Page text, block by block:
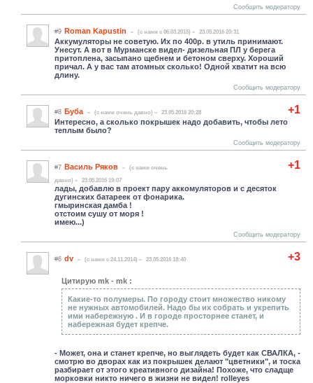
Сообщить модератору
#9 Roman Kapustin (c нами с 06.03.2015) 23.05.2016 20:31
Аккумуляторы не советую. Их по 400р. в утиль принимают.
Унесут. А вот в Мурманске видел- дизельная ПЛ у берега
притоплена, засыпано щебнем и бетоном сверху. Хороший
причал. А у вас там атомных сколько! Одной хватит на всю
длину.
Сообщить модератору
+1
#8 Буба (c нами очень давно) 23.05.2016 20:28
Интересно, а сколько покрышек надо добавить, чтобы лето
теплым было?
Сообщить модератору
+1
#7 Василь Ряков
(c нами очень
давно)
23.05.2016 19:07
лады, добавлю в проект пару аккомуляторов и с десяток
дугинских батареек от фонарика.
гмыринская дамба !
отстоим сушу от моря !
имею...)
Сообщить модератору
+3
#6 dv (c нами с 24.11.2014) 23.05.2016 18:40
Цитирую mk - mk :
Какие-то полумеры. По городу стоит множество никому
не нужных автомобилей. Надо бы их собрать и укрепить
ими набережную . И в городе просторнее станет, и
набережная будет крепче.
- Может, она и станет крепче, но выглядеть будет как СВАЛКА, -
смотрю во дворах как из покрышек делают "цветники", и тоска
разбирает от этого креативного дизайна! Похоже, что сладще
морковки никто ничего в жизни не видел! rolleyes